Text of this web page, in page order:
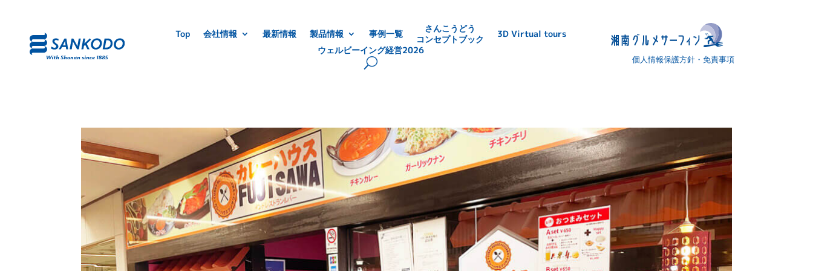
Top 会社情報 最新情報 製品情報 事例一覧
さんこうどう
コンセプトブック
3D Virtual tours
ウェルビーイング経営2026
個人情報保護方針・免責事項